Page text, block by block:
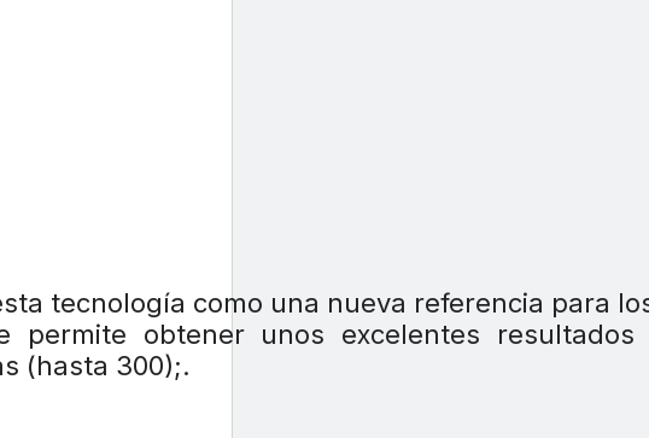
tecnología como una nueva referencia para
permite obtener unos excelentes
(hasta 300);.